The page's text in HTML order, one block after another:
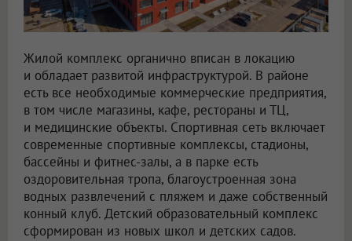
Жилой комплекс органично вписан в локацию
и обладает развитой инфраструктурой. В районе
есть все необходимые коммерческие предприятия,
в том числе магазины, кафе, рестораны и ТЦ,
и медицинские объекты. Спортивная сеть включает
современные спортивные комплексы, стадионы,
бассейны и фитнес-залы, а в парке есть
оздоровительная тропа, благоустроенная зона
водных развлечений с пляжем и даже собственный
конный клуб. Детский образовательный комплекс
сформирован из новых школ и детских садов.